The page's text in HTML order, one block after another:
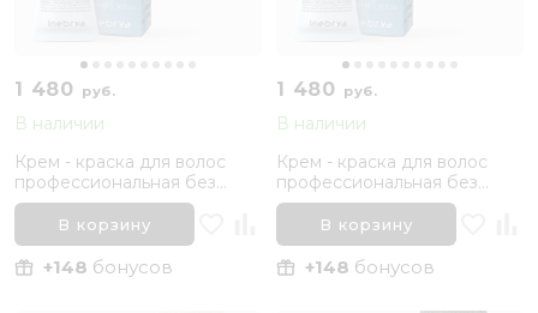
1 480 руб.
В наличии
Крем - краска для волос
профессиональная без
аммиака Inebrya Bionic Color
5/0 Светлый каштановый
Натуральный, 100 мл
В корзину
+148 бонусов
1 480 руб.
В наличии
Крем - краска для волос
профессиональная без
аммиака Inebrya Bionic Color
6/7 Темный русый
Коричневый, 100 мл
В корзину
+148 бонусов